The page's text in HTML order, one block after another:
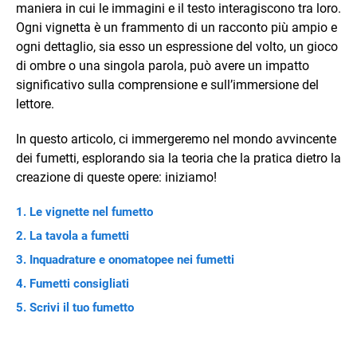
maniera in cui le immagini e il testo interagiscono tra loro.
Ogni vignetta è un frammento di un racconto più ampio e
ogni dettaglio, sia esso un espressione del volto, un gioco
di ombre o una singola parola, può avere un impatto
significativo sulla comprensione e sull’immersione del
lettore.
In questo articolo, ci immergeremo nel mondo avvincente
dei fumetti, esplorando sia la teoria che la pratica dietro la
creazione di queste opere: iniziamo!
Le vignette nel fumetto
La tavola a fumetti
Inquadrature e onomatopee nei fumetti
Fumetti consigliati
Scrivi il tuo fumetto